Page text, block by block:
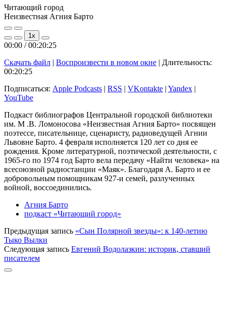
Читающий город
Неизвестная Агния Барто
Play
Episode
Pause
Episode
1x
00:00 / 00:20:25
Скачать файл | Воспроизвести в новом окне | Длительность:
00:20:25
Подписаться: Apple Podcasts | RSS | VKontakte | Yandex |
YouTube
Подкаст библиографов Центральной городской библиотеки
им. М .В. Ломоносова «Неизвестная Агния Барто» посвящен
поэтессе, писательнице, сценаристу, радиоведущей Агнии
Львовне Барто. 4 февраля исполняется 120 лет со дня ее
рождения. Кроме литературной, поэтической деятельности, с
1965-го по 1974 год Барто вела передачу «Найти человека» на
всесоюзной радиостанции «Маяк». Благодаря А. Барто и ее
добровольным помощникам 927-и семей, разлученных
войной, воссоединились.
Агния Барто
подкаст «Читающий город»
Предыдущая запись «Сын Полярной звезды»: к 140-летию
Тыко Вылки
Следующая запись Евгений Водолазкин: историк, ставший
писателем
Прокрутка